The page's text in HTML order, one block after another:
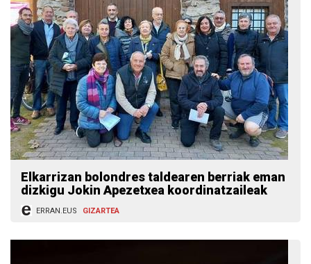
Elkarrizan bolondres taldearen berriak eman
dizkigu Jokin Apezetxea koordinatzaileak
ERRAN.EUS GIZARTEA